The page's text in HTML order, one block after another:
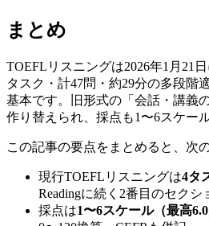
まとめ
TOEFLリスニングは2026年1月21
タスク・計47問・約29分の多段階
基本です。旧形式の「会話・講義
作り替えられ、採点も1〜6スケー
この記事の要点をまとめると、次
現行TOEFLリスニングは4タ
Readingに続く2番目のセク
採点は1〜6スケール（最高6.0